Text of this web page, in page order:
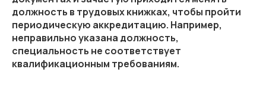
должность в трудовых книжках, чтобы пройти
периодическую аккредитацию. Например,
неправильно указана должность,
специальность не соответствует
квалификационным требованиям.